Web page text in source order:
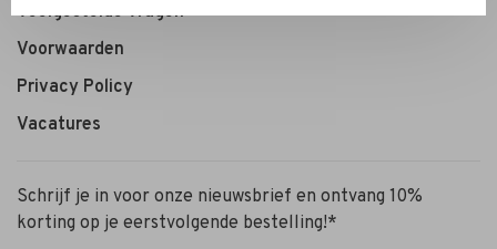
Veelgestelde vragen
Voorwaarden
Privacy Policy
Vacatures
Schrijf je in voor onze nieuwsbrief en ontvang 10%
korting op je eerstvolgende bestelling!*